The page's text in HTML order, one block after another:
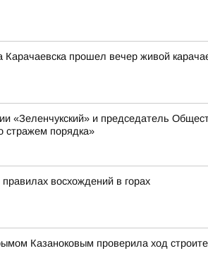
прошел вечер живой
и председатель
стражем порядка»
восхождений в горах
Казаноковым проверила ход